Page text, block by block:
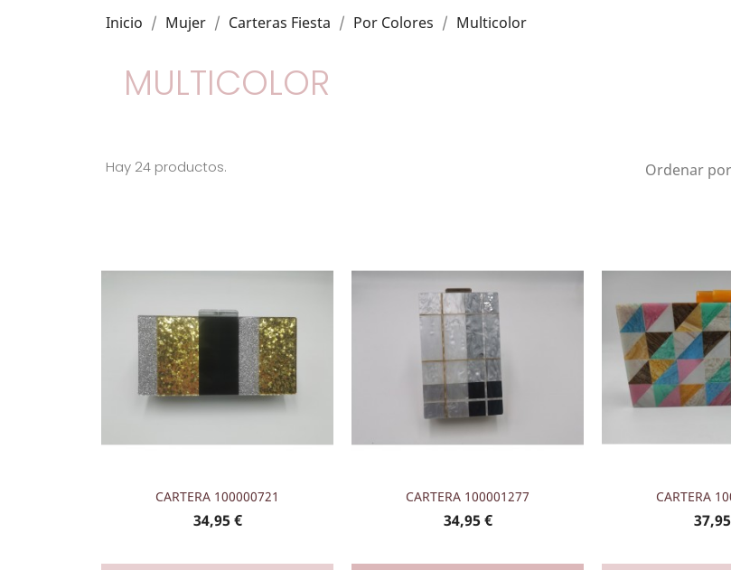
Inicio Mujer Carteras Fiesta Por Colores Multicolor
MULTICOLOR
Hay 24 productos. Ordenar
CARTERA 100000721
Precio
34,95 €
 CARTERA 100001277
Precio
34,95 €
 CARTERA
